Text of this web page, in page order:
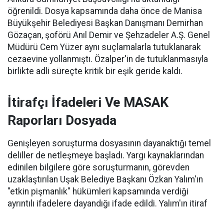
öğrenildi. Dosya kapsamında daha önce de Manisa
Büyükşehir Belediyesi Başkan Danışmanı Demirhan
Gözaçan, şoförü Anıl Demir ve Şehzadeler A.Ş. Genel
Müdürü Cem Yüzer aynı suçlamalarla tutuklanarak
cezaevine yollanmıştı. Özalper'in de tutuklanmasıyla
birlikte adli süreçte kritik bir eşik geride kaldı.
İtirafçı İfadeleri Ve MASAK
Raporları Dosyada
Genişleyen soruşturma dosyasının dayanaktığı temel
deliller de netleşmeye başladı. Yargı kaynaklarından
edinilen bilgilere göre soruşturmanın, görevden
uzaklaştırılan Uşak Belediye Başkanı Özkan Yalım'ın
"etkin pişmanlık" hükümleri kapsamında verdiği
ayrıntılı ifadelere dayandığı ifade edildi. Yalım'ın itiraf